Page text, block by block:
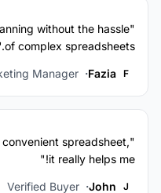
without the hassle
of complex spreadsheets."
F
Fazia
Manager
spreadsheet,
it really helps me!"
J
John
Verified Buyer